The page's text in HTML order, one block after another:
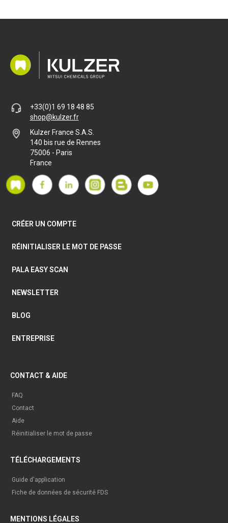
+33(0)1 69 18 48 85
shop@kulzer.fr
Kulzer France S.A.S.
140 bis rue de Rennes
75006 - Paris
France
CRÉER UN COMPTE
RÉINITIALISER LE MOT DE PASSE
PALA EASY SCAN
NEWSLETTER
BLOG
ENTREPRISE
CONTACT & AIDE
FAQ
Contact
Aide
Réinitialiser le mot de passe
TÉLÉCHARGEMENTS
Guide d'application
Fiche de données de sécurité FDS
MENTIONS LÉGALES